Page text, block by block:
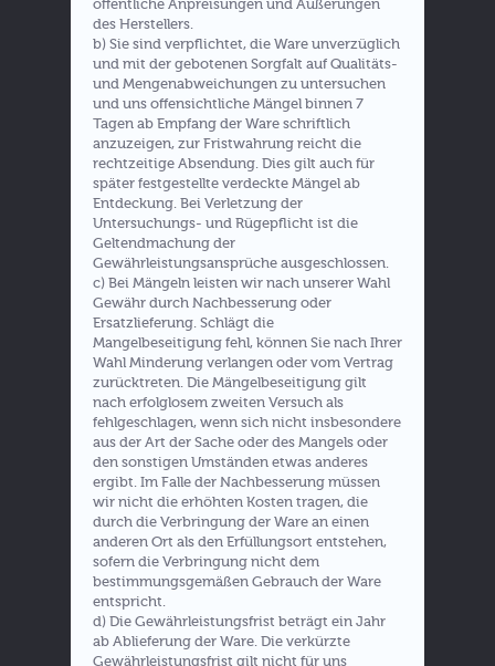
öffentliche Anpreisungen und Äußerungen
des Herstellers.
b) Sie sind verpflichtet, die Ware unverzüglich
und mit der gebotenen Sorgfalt auf Qualitäts-
und Mengenabweichungen zu untersuchen
und uns offensichtliche Mängel binnen 7
Tagen ab Empfang der Ware schriftlich
anzuzeigen, zur Fristwahrung reicht die
rechtzeitige Absendung. Dies gilt auch für
später festgestellte verdeckte Mängel ab
Entdeckung. Bei Verletzung der
Untersuchungs- und Rügepflicht ist die
Geltendmachung der
Gewährleistungsansprüche ausgeschlossen.
c) Bei Mängeln leisten wir nach unserer Wahl
Gewähr durch Nachbesserung oder
Ersatzlieferung. Schlägt die
Mangelbeseitigung fehl, können Sie nach Ihrer
Wahl Minderung verlangen oder vom Vertrag
zurücktreten. Die Mängelbeseitigung gilt
nach erfolglosem zweiten Versuch als
fehlgeschlagen, wenn sich nicht insbesondere
aus der Art der Sache oder des Mangels oder
den sonstigen Umständen etwas anderes
ergibt. Im Falle der Nachbesserung müssen
wir nicht die erhöhten Kosten tragen, die
durch die Verbringung der Ware an einen
anderen Ort als den Erfüllungsort entstehen,
sofern die Verbringung nicht dem
bestimmungsgemäßen Gebrauch der Ware
entspricht.
d) Die Gewährleistungsfrist beträgt ein Jahr
ab Ablieferung der Ware. Die verkürzte
Gewährleistungsfrist gilt nicht für uns